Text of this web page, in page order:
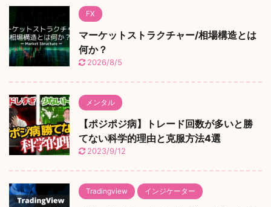
FX
マーケットストラクチャー/相場構造とは
何か？
2026/8/5
メンタル
【ポジポジ病】トレード回数が多いと勝
てない科学的理由と克服方法4選
2023/9/12
Tradingview インジケーター